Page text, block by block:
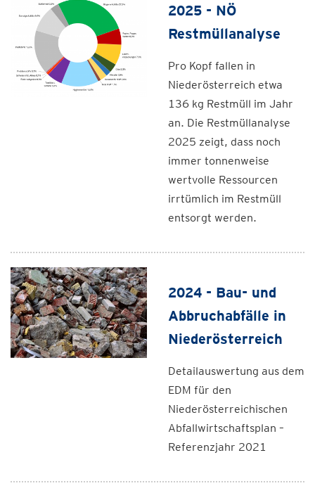
2025 - NÖ
Restmüllanalyse
Pro Kopf fallen in
Niederösterreich etwa
136 kg Restmüll im Jahr
an. Die Restmüllanalyse
2025 zeigt, dass noch
immer tonnenweise
wertvolle Ressourcen
irrtümlich im Restmüll
entsorgt werden.
2024 - Bau- und
Abbruchabfälle in
Niederösterreich
Detailauswertung aus dem
EDM für den
Niederösterreichischen
Abfallwirtschaftsplan –
Referenzjahr 2021